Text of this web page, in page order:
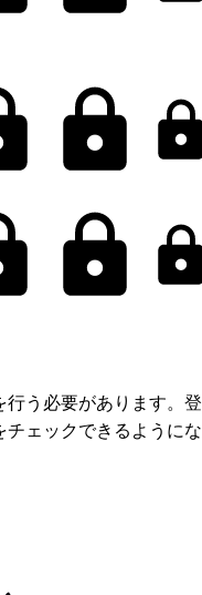
う必要があります。登
ェックできるようにな